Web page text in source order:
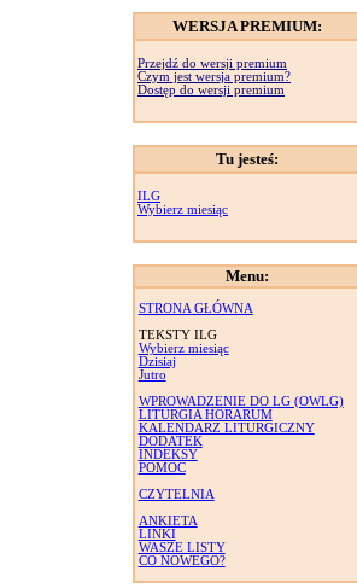
WERSJA PREMIUM:
Przejdź do wersji premium
Czym jest wersja premium?
Dostęp do wersji premium
Tu jesteś:
ILG
Wybierz miesiąc
Menu:
STRONA GŁÓWNA
TEKSTY ILG
Wybierz miesiąc
Dzisiaj
Jutro
WPROWADZENIE DO LG (OWLG)
LITURGIA HORARUM
KALENDARZ LITURGICZNY
DODATEK
INDEKSY
POMOC
CZYTELNIA
ANKIETA
LINKI
WASZE LISTY
CO NOWEGO?